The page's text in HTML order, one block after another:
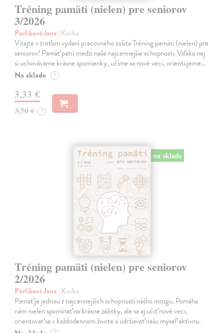
Tréning pamäti (nielen) pre seniorov
3/2026
Pavlíková Jana| Kniha
Vitajte v treťom vydaní pracovného zošita Tréning pamäti (nielen) pre
seniorov! Pamäť patrí medzi naše najcennejšie schopnosti. Vďaka nej
si uchovávame krásne spomienky, učíme sa nové veci, orientujeme…
Na sklade ?
3,33 €
3,70 € ?
na sklade
Tréning pamäti (nielen) pre seniorov
2/2026
Pavlíková Jana| Kniha
Pamäť je jednou z najcennejších schopností nášho mozgu. Pomáha
nám nielen spomínať na krásne zážitky, ale sa aj učiť nové veci,
orientovať sa v každodennom živote a udržiavať našu myseľ aktívnu.